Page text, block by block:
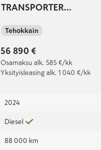
TRANSPORTER
2,0 TDI 150 kW 4Motion
DSG
Tehokkain
56 890 €
Osamaksu alk. 585 €/kk
Yksityisleasing alk. 1 040 €/kk
2024
Diesel
88 000 km